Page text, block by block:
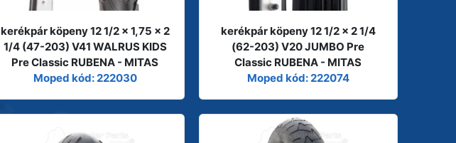
kerékpár köpeny 12 1/2 x 1,75 x 2
1/4 (47-203) V41 WALRUS KIDS
Pre Classic RUBENA - MITAS
Moped kód: 222030
kerékpár köpeny 12 1/2 x 2 1/4
(62-203) V20 JUMBO Pre
Classic RUBENA - MITAS
Moped kód: 222074